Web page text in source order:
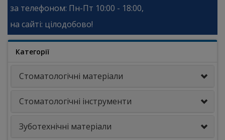
за телефоном: Пн-Пт 10:00 - 18:00,
на сайті: цілодобово!
Категорії
Стоматологічні матеріали
Стоматологічні інструменти
Зуботехнічні матеріали